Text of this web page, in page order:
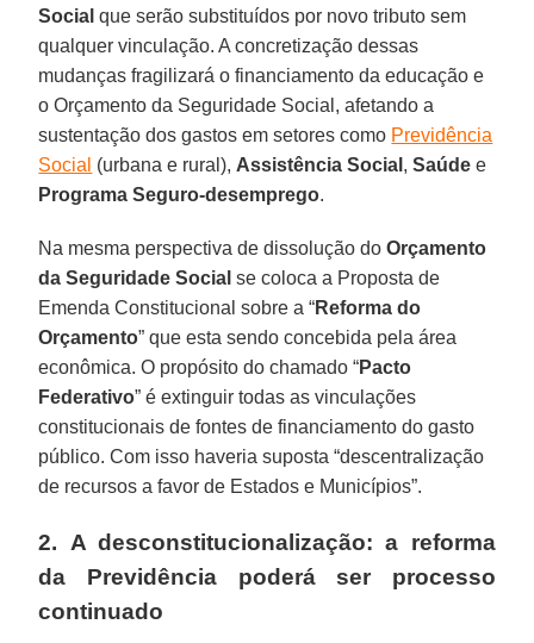
Social que serão substituídos por novo tributo sem
qualquer vinculação. A concretização dessas
mudanças fragilizará o financiamento da educação e
o Orçamento da Seguridade Social, afetando a
sustentação dos gastos em setores como Previdência
Social (urbana e rural), Assistência Social ,Saúde e
Programa Seguro-desemprego.
Na mesma perspectiva de dissolução doOrçamento
da Seguridade Social se coloca a Proposta de
Emenda Constitucional sobre a “Reforma do
Orçamento” que esta sendo concebida pela área
econômica. O propósito do chamado “Pacto
Federativo” é extinguir todas as vinculações
constitucionais de fontes de financiamento do gasto
público. Com isso haveria suposta “descentralização
de recursos a favor de Estados e Municípios”.
2. A desconstitucionalização: a reforma
da Previdência poderá ser processo
continuado